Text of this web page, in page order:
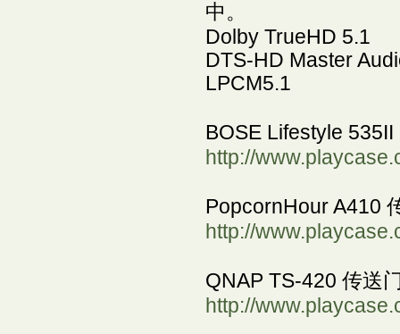
中。
Dolby TrueHD 5.1
DTS-HD Master
LPCM5.1
BOSE Lifestyle
http://
PopcornHour A410
http://
QNAP TS-420 传送
http://